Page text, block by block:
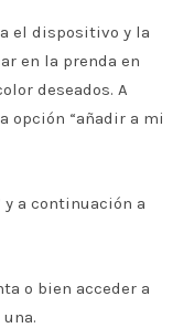
el dispositivo y la
en la prenda en
deseados. A
opción “añadir a mi
y a continuación a
o bien acceder a